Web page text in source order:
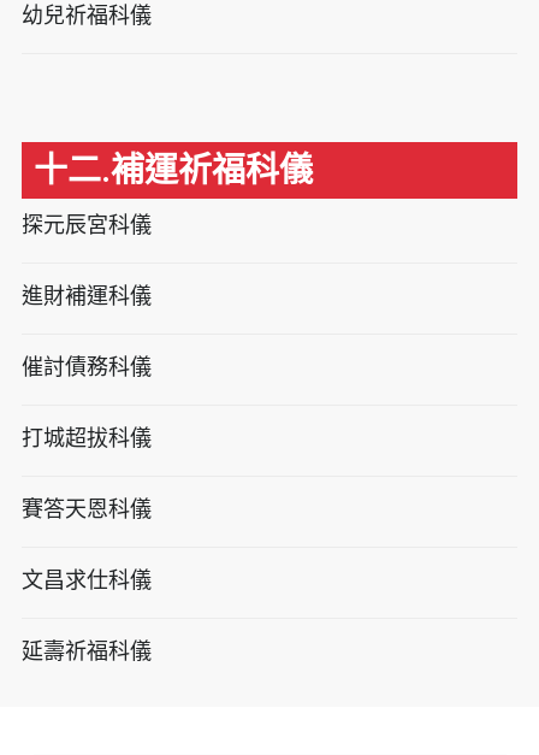
幼兒祈福科儀
十二.補運祈福科儀
探元辰宮科儀
進財補運科儀
催討債務科儀
打城超拔科儀
賽答天恩科儀
文昌求仕科儀
延壽祈福科儀